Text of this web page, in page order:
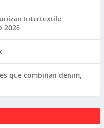
Intertextile
2026
que combinan denim,